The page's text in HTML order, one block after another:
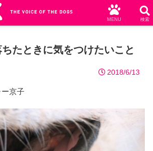
たときに気をつけたいこと
2018/6/13
京子
MENU 検索